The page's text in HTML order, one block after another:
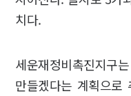
치다.
세운재정비촉진지구
만들겠다는 계획으로